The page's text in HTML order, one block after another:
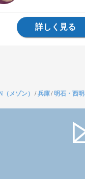
詳しく見る
メゾン） /兵庫/明石・西